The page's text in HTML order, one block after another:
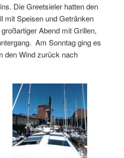
Die Greetsieler hatten den
mit Speisen und Getränken
Abend mit Grillen,
Am Sonntag ging es
den Wind zurück nach